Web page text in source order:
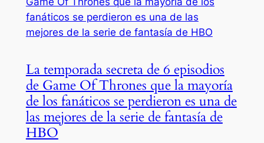
La temporada secreta de 6 episodios
de Game Of Thrones que la mayoría
de los fanáticos se perdieron es una de
las mejores de la serie de fantasía de
HBO